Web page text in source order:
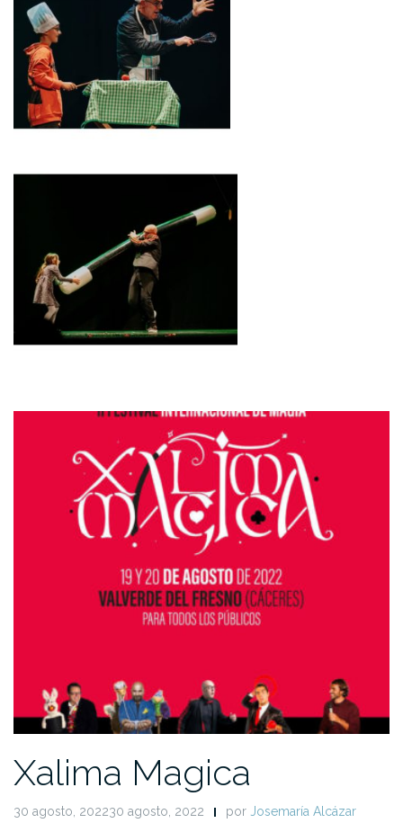
Xalima Magica
30 agosto, 202230 agosto, 2022 por Josemaría Alcázar